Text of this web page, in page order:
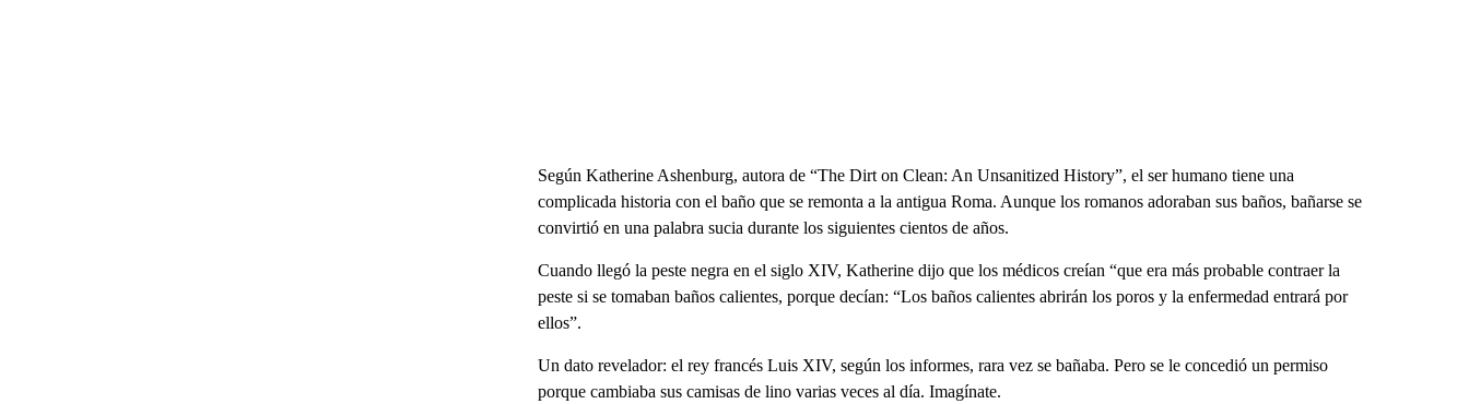
Según Katherine Ashenburg, autora de “The Dirt on Clean: An Unsanitized History”, el ser humano tiene una
complicada historia con el baño que se remonta a la antigua Roma. Aunque los romanos adoraban sus baños, bañarse se
convirtió en una palabra sucia durante los siguientes cientos de años.
Cuando llegó la peste negra en el siglo XIV, Katherine dijo que los médicos creían “que era más probable contraer la
peste si se tomaban baños calientes, porque decían: “Los baños calientes abrirán los poros y la enfermedad entrará por
ellos”.
Un dato revelador: el rey francés Luis XIV, según los informes, rara vez se bañaba. Pero se le concedió un permiso
porque cambiaba sus camisas de lino varias veces al día. Imagínate.